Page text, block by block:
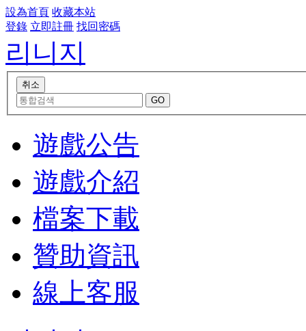
設為首頁 收藏本站
登錄 立即註冊 找回密碼
리니지
遊戲公告
遊戲介紹
檔案下載
贊助資訊
線上客服